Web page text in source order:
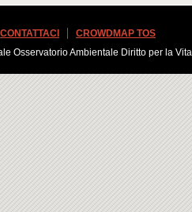
CONTATTACI
CROWDMAP TOS
Osservatorio Ambientale Diritto per la Vita